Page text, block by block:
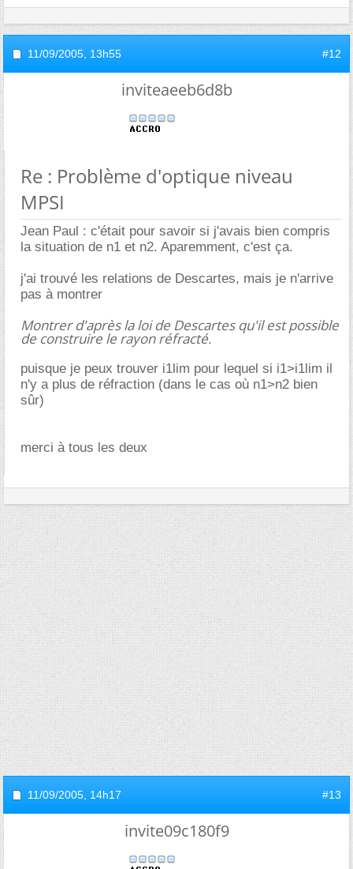
11/09/2005, 13h55 #12
inviteaeeb6d8b
Re : Problème d'optique niveau
MPSI
Jean Paul : c'était pour savoir si j'avais bien compris
la situation de n1 et n2. Aparemment, c'est ça.
j'ai trouvé les relations de Descartes, mais je n'arrive
pas à montrer
Montrer d'après la loi de Descartes qu'il est possible
de construire le rayon réfracté.
puisque je peux trouver i1lim pour lequel si i1>i1lim il
n'y a plus de réfraction (dans le cas où n1>n2 bien
sûr)
merci à tous les deux
11/09/2005, 14h17 #13
invite09c180f9